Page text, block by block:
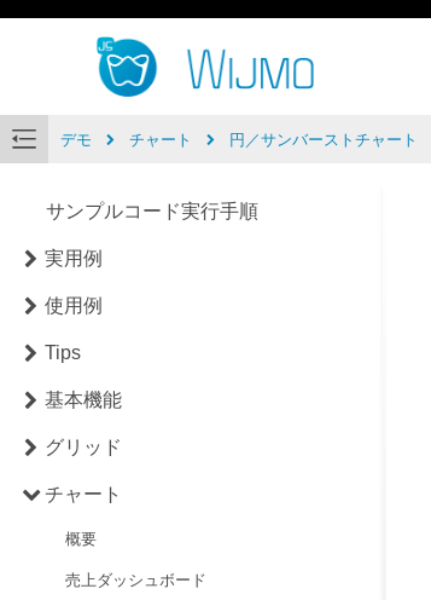
デモ チャート 円／サンバーストチャート
サンプルコード実行手順
実用例
使用例
Tips
基本機能
グリッド
チャート
概要
売上ダッシュボード